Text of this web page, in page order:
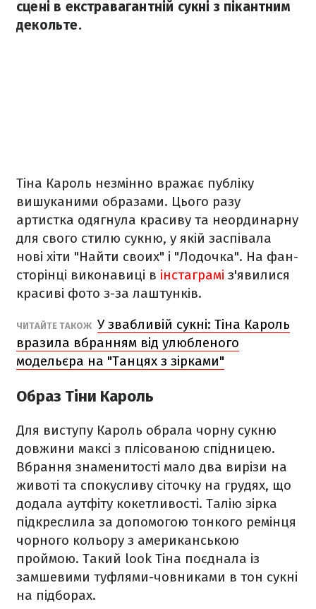
сцені в екстравагантній сукні з пікантним
декольте.
Тіна Кароль незмінно вражає публіку
вишуканими образами. Цього разу
артистка одягнула красиву та неординарну
для свого стилю сукню, у якій заспівала
нові хіти "Найти своих" і "Лодочка". На фан-
сторінці виконавиці в інстаграмі з'явилися
красиві фото з-за лаштунків.
ЧИТАЙТЕ ТАКОЖ У звабливій сукні: Тіна Кароль
вразила вбранням від улюбленого
модельєра на "Танцях з зірками"
Образ Тіни Кароль
Для виступу Кароль обрала чорну сукню
довжини максі з плісованою спідницею.
Вбрання знаменитості мало два вирізи на
животі та спокусливу сіточку на грудях, що
додала аутфіту кокетливості. Талію зірка
підкреслила за допомогою тонкого ремінця
чорного кольору з американською
проймою. Такий look Тіна поєднала із
замшевими туфлями-човниками в тон сукні
на підборах.